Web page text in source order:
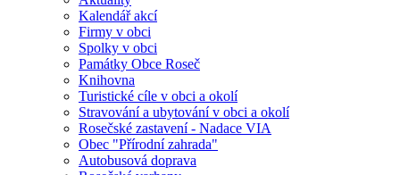
Kalendář akcí
Firmy v obci
Spolky v obci
Památky Obce Roseč
Knihovna
Turistické cíle v obci a okolí
Stravování a ubytování v obci a okolí
Rosečské zastavení - Nadace VIA
Obec "Přírodní zahrada"
Autobusová doprava